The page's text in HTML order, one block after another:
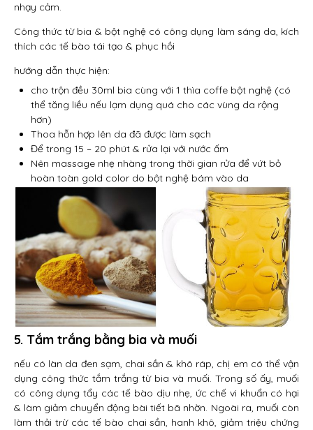
nhạy cảm.
Công thức từ bia & bột nghệ có công dụng làm sáng da, kích
thích các tế bào tái tạo & phục hồi
hướng dẫn thực hiện:
cho trộn đều 30ml bia cùng với 1 thìa coffe bột nghệ (có
thể tăng liều nếu lạm dụng quá cho các vùng da rộng
hơn)
Thoa hỗn hợp lên da đã được làm sạch
Để trong 15 – 20 phút & rửa lại với nước ấm
Nên massage nhẹ nhàng trong thời gian rửa để vứt bỏ
hoàn toàn gold color do bột nghệ bám vào da
5. Tắm trắng bằng bia và muối
nếu có làn da đen sạm, chai sần & khô ráp, chị em có thể vận
dụng công thức tắm trắng từ bia và muối. Trong số ấy, muối
có công dụng tẩy các tế bào dịu nhẹ, ức chế vi khuẩn có hại
& làm giảm chuyển động bài tiết bã nhờn. Ngoài ra, muối còn
làm thải trừ các tế bào chai sần, hanh khô, giảm triệu chứng